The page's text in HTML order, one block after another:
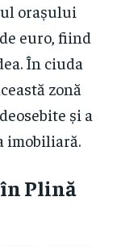
orașului
euro, fiind
În ciuda
zonă
și a
imobiliară.
în Plină